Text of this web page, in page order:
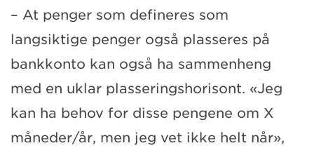
– At penger som defineres som
langsiktige penger også plasseres på
bankkonto kan også ha sammenheng
med en uklar plasseringshorisont. «Jeg
kan ha behov for disse pengene om X
måneder/år, men jeg vet ikke helt når»,